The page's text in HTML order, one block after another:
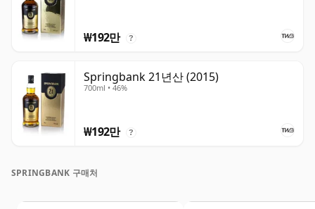
₩192만 ?
Springbank 21년산 (2015)
700ml • 46%
₩192만 ?
SPRINGBANK 구매처